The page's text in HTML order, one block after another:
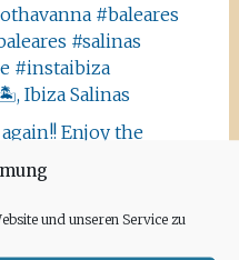
und unseren Service zu
#baleares
#salinas
#instaibiza
Ibiza Salinas
Enjoy the
if it’s only possible
moment. We
area for a nice